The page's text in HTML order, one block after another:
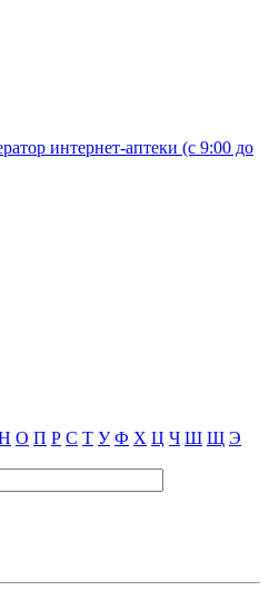
интернет-аптеки (с 9:00 до
О П Р С Т У Ф Х Ц Ч Ш Щ Э